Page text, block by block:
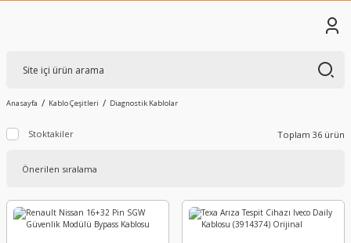
Anasayfa Kablo Çeşitleri Diagnostik Kablolar
Stoktakiler Toplam 36 ürün